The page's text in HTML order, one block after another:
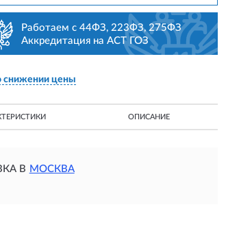
Работаем с 44ФЗ, 223ФЗ, 275ФЗ
Аккредитация на АСТ ГОЗ
снижении цены
ОПИСАНИЕ
В МОСКВА